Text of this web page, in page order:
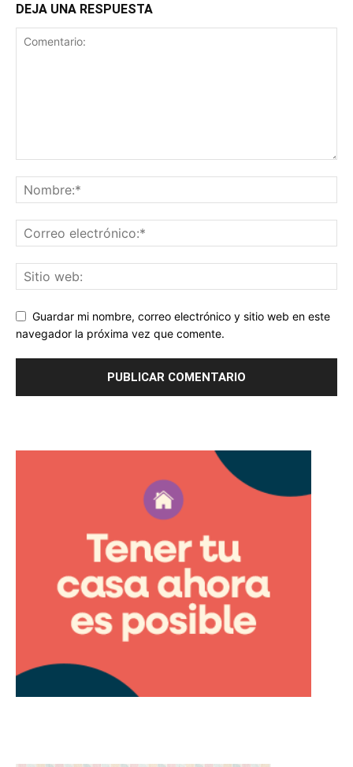
DEJA UNA RESPUESTA
Guardar mi nombre, correo electrónico y sitio web en este
navegador la próxima vez que comente.